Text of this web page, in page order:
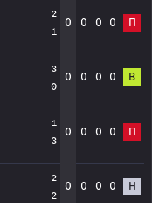
2
1
0 0 0 0 П
3
0
0 0 0 0 В
1
3
0 0 0 0 П
2
2
0 0 0 0 Н